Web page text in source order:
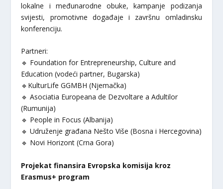
lokalne i međunarodne obuke, kampanje podizanja
svijesti, promotivne događaje i završnu omladinsku
konferenciju.
Partneri:
🔹 Foundation for Entrepreneurship, Culture and
Education (vodeći partner, Bugarska)
🔹KulturLife GGMBH (Njemačka)
🔹 Asociatia Europeana de Dezvoltare a Adultilor
(Rumunija)
🔹 People in Focus (Albanija)
🔹 Udruženje građana Nešto Više (Bosna i Hercegovina)
🔹 Novi Horizont (Crna Gora)
Projekat finansira Evropska komisija kroz
Erasmus+ program